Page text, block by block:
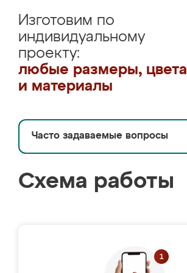
Изготовим по
индивидуальному
проекту:
любые размеры, цвета
и материалы
Часто задаваемые вопросы
Схема работы